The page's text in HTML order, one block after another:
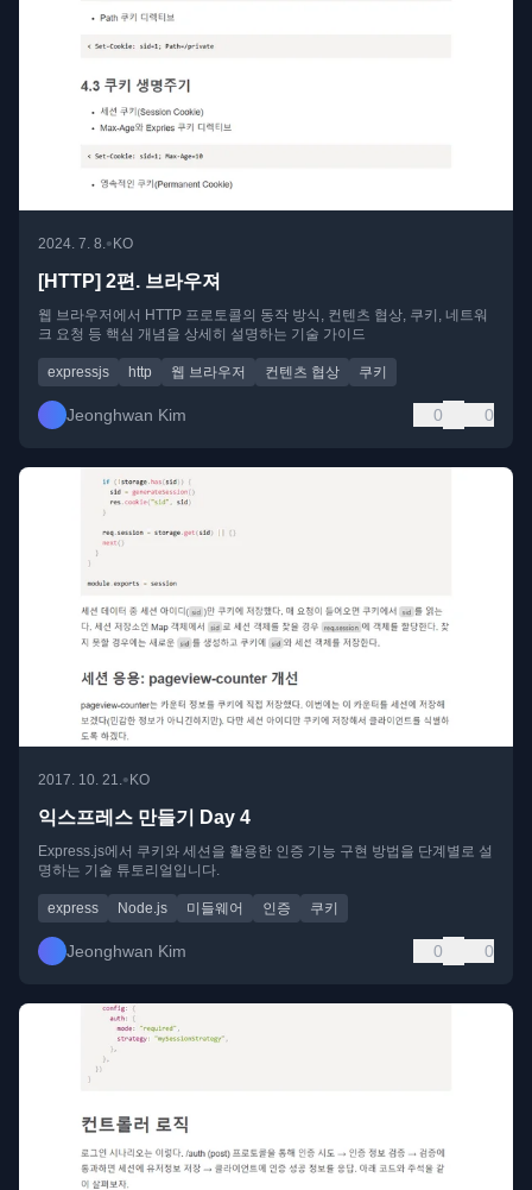
2024. 7. 8.• KO
[HTTP] 2편. 브라우져
웹 브라우저에서 HTTP 프로토콜의 동작 방식, 컨텐츠 협상, 쿠키, 네트워
크 요청 등 핵심 개념을 상세히 설명하는 기술 가이드
expressjs http 웹 브라우저 컨텐츠 협상 쿠키
Jeonghwan Kim 0 0
2017. 10. 21. •KO
익스프레스 만들기 Day 4
Express.js에서 쿠키와 세션을 활용한 인증 기능 구현 방법을 단계별로 설
명하는 기술 튜토리얼입니다.
express Node.js 미들웨어 인증 쿠키
Jeonghwan Kim 0 0